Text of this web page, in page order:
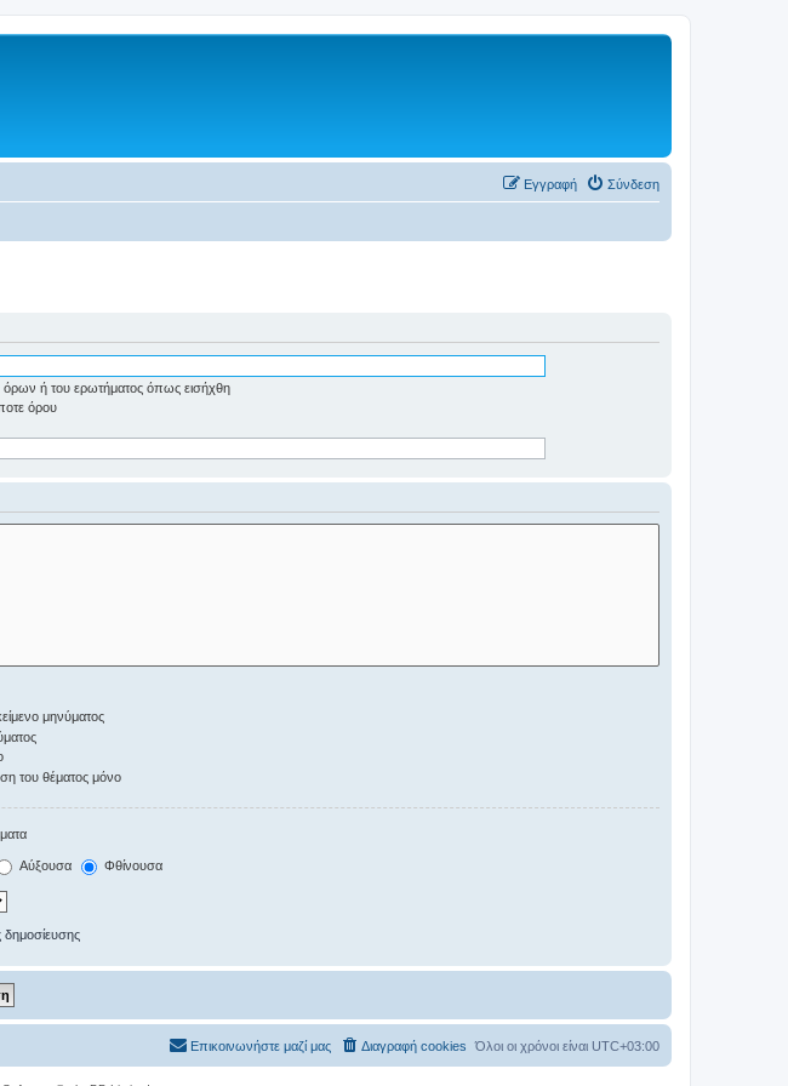
Σύνδεση
Εγγραφή
ή του ερωτήματος όπως εισήχθη
όρου
μηνύματος
του θέματος μόνο
Αύξουσα Φθίνουσα
δημοσίευσης
Όλοι οι χρόνοι είναι UTC+03:00
Διαγραφή cookies
Επικοινωνήστε μαζί μας